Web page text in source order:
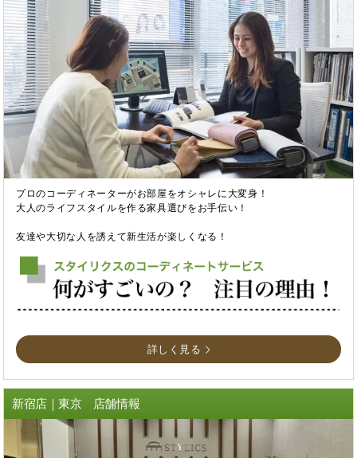
プロのコーディネーターがお部屋をオシャレに大変身！
大人のライフスタイルを作る家具選びをお手伝い！
友達や大切な人を誘えて新生活が楽しくなる！
詳しく見る
新宿店｜東京 店舗情報